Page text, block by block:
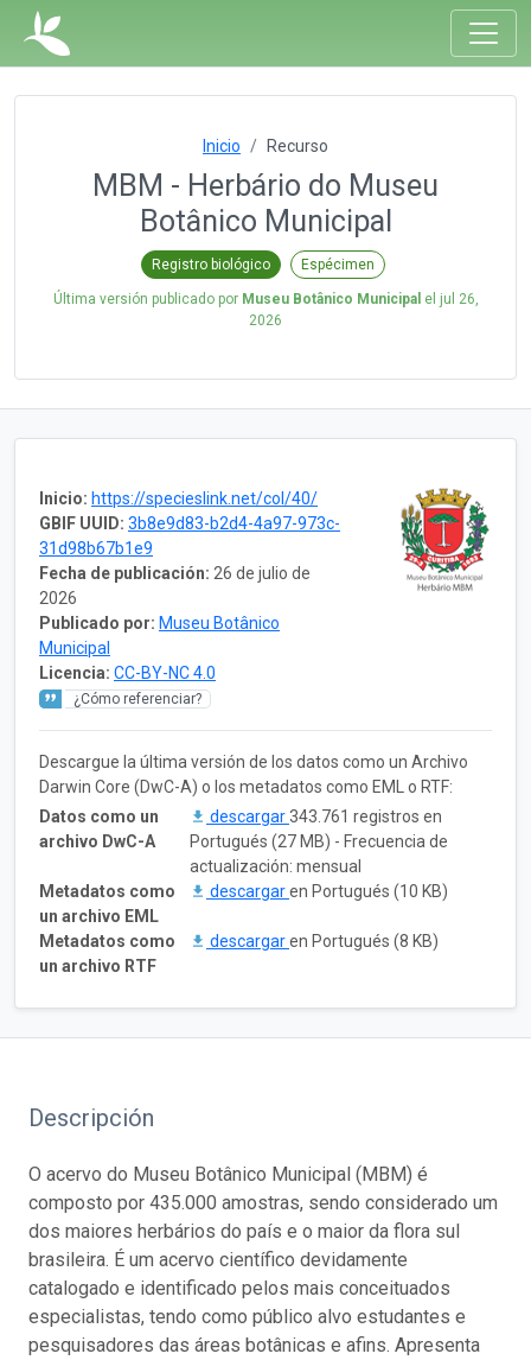
Inicio Recurso
MBM - Herbário do Museu
Botânico Municipal
Registro biológico Espécimen
Última versión publicado por Museu Botânico Municipal el jul 26,
2026
Inicio: https://specieslink.net/col/40/
GBIF UUID: 3b8e9d83-b2d4-4a97-973c-
31d98b67b1e9
Fecha de publicación: 26 de julio de
2026
Publicado por: Museu Botânico
Municipal
Licencia: CC-BY-NC 4.0
¿Cómo referenciar?
Descargue la última versión de los datos como un Archivo
Darwin Core (DwC-A) o los metadatos como EML o RTF:
Datos como un
archivo DwC-A
descargar343.761 registros en
Portugués (27 MB) - Frecuencia de
actualización: mensual
Metadatos como
un archivo EML
descargaren Portugués (10 KB)
Metadatos como
un archivo RTF
descargaren Portugués (8 KB)
Descripción
O acervo do Museu Botânico Municipal (MBM) é
composto por 435.000 amostras, sendo considerado um
dos maiores herbários do país e o maior da flora sul
brasileira. É um acervo científico devidamente
catalogado e identificado pelos mais conceituados
especialistas, tendo como público alvo estudantes e
pesquisadores das áreas botânicas e afins. Apresenta